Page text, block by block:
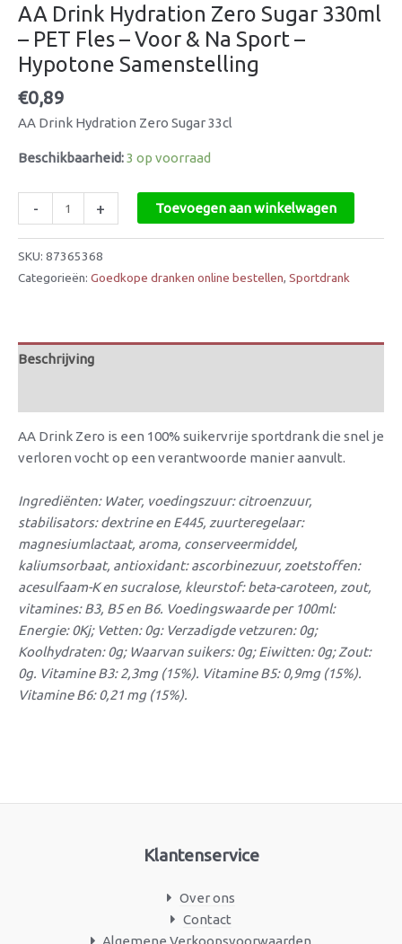
AA Drink Hydration Zero Sugar 330ml
– PET Fles – Voor & Na Sport –
Hypotone Samenstelling
€0,89
AA Drink Hydration Zero Sugar 33cl
Beschikbaarheid:3 op voorraad
- + Toevoegen aan winkelwagen
SKU: 87365368
Categorieën: Goedkope dranken online bestellen, Sportdrank
Beschrijving
AA Drink Zero is een 100% suikervrije sportdrank die snel je
verloren vocht op een verantwoorde manier aanvult.
Ingrediënten: Water, voedingszuur: citroenzuur,
stabilisators: dextrine en E445, zuurteregelaar:
magnesiumlactaat, aroma, conserveermiddel,
kaliumsorbaat, antioxidant: ascorbinezuur, zoetstoffen:
acesulfaam-K en sucralose, kleurstof: beta-caroteen, zout,
vitamines: B3, B5 en B6. Voedingswaarde per 100ml:
Energie: 0Kj; Vetten: 0g: Verzadigde vetzuren: 0g;
Koolhydraten: 0g; Waarvan suikers: 0g; Eiwitten: 0g; Zout:
0g. Vitamine B3: 2,3mg (15%). Vitamine B5: 0,9mg (15%).
Vitamine B6: 0,21 mg (15%).
Klantenservice
Over ons
Contact
Algemene Verkoopsvoorwaarden